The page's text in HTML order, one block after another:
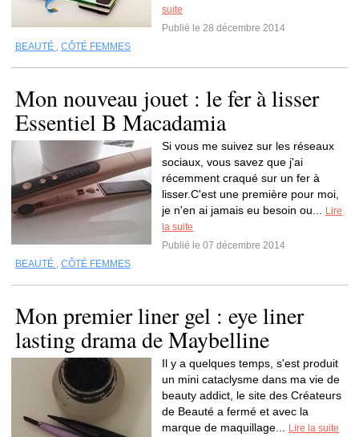
suite
Publié le 28 décembre 2014
BEAUTÉ , CÔTÉ FEMMES
Mon nouveau jouet : le fer à lisser
Essentiel B Macadamia
Si vous me suivez sur les réseaux
sociaux, vous savez que j'ai
récemment craqué sur un fer à
lisser.C'est une première pour moi,
je n'en ai jamais eu besoin ou...
Lire
la suite
Publié le 07 décembre 2014
BEAUTÉ , CÔTÉ FEMMES
Mon premier liner gel : eye liner
lasting drama de Maybelline
Il y a quelques temps, s'est produit
un mini cataclysme dans ma vie de
beauty addict, le site des Créateurs
de Beauté a fermé et avec la
marque de maquillage...
Lire la suite